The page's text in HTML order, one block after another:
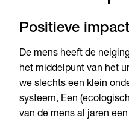
Positieve
De mens heeft de
het middelpunt van het
we slechts een klein
systeem, Een
van de mens al jaren